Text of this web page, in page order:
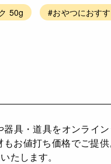
50g
#おやつにおす
具・道具をオンライ
お値打ち価格でご提
たします。